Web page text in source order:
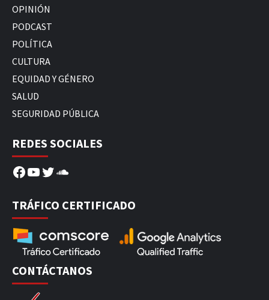
OPINIÓN
PODCAST
POLÍTICA
CULTURA
EQUIDAD Y GÉNERO
SALUD
SEGURIDAD PÚBLICA
REDES SOCIALES
Facebook
YouTube
Twitter
SoundCloud
TRÁFICO CERTIFICADO
CONTÁCTANOS